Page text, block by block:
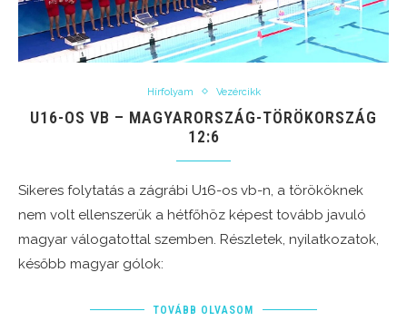
Hírfolyam Vezércikk
U16-OS VB – MAGYARORSZÁG-TÖRÖKORSZÁG
12:6
Sikeres folytatás a zágrábi U16-os vb-n, a törököknek
nem volt ellenszerük a hétfőhöz képest tovább javuló
magyar válogatottal szemben. Részletek, nyilatkozatok,
később magyar gólok:
TOVÁBB OLVASOM